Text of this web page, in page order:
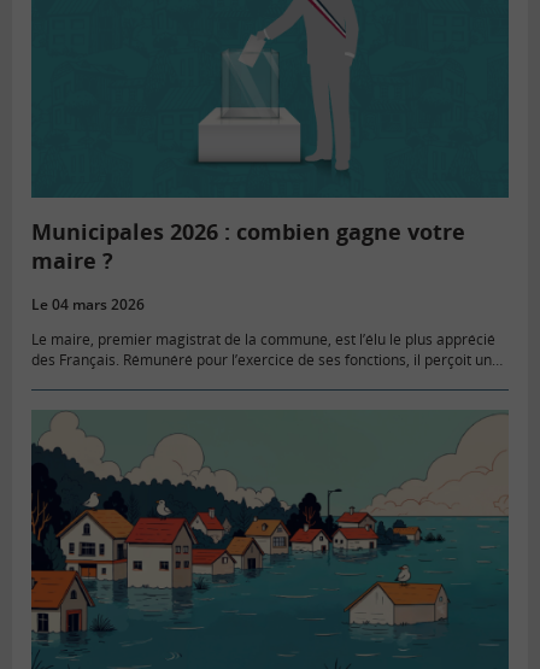
Municipales 2026 : combien gagne votre
maire ?
Le 04 mars 2026
Le maire, premier magistrat de la commune, est l’élu le plus apprécié
des Français. Rémunéré pour l’exercice de ses fonctions, il perçoit une